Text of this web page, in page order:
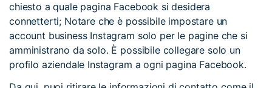
chiesto a quale pagina Facebook si desidera
connetterti; Notare che è possibile impostare un
account business Instagram solo per le pagine che si
amministrano da solo. È possibile collegare solo un
profilo aziendale Instagram a ogni pagina Facebook.